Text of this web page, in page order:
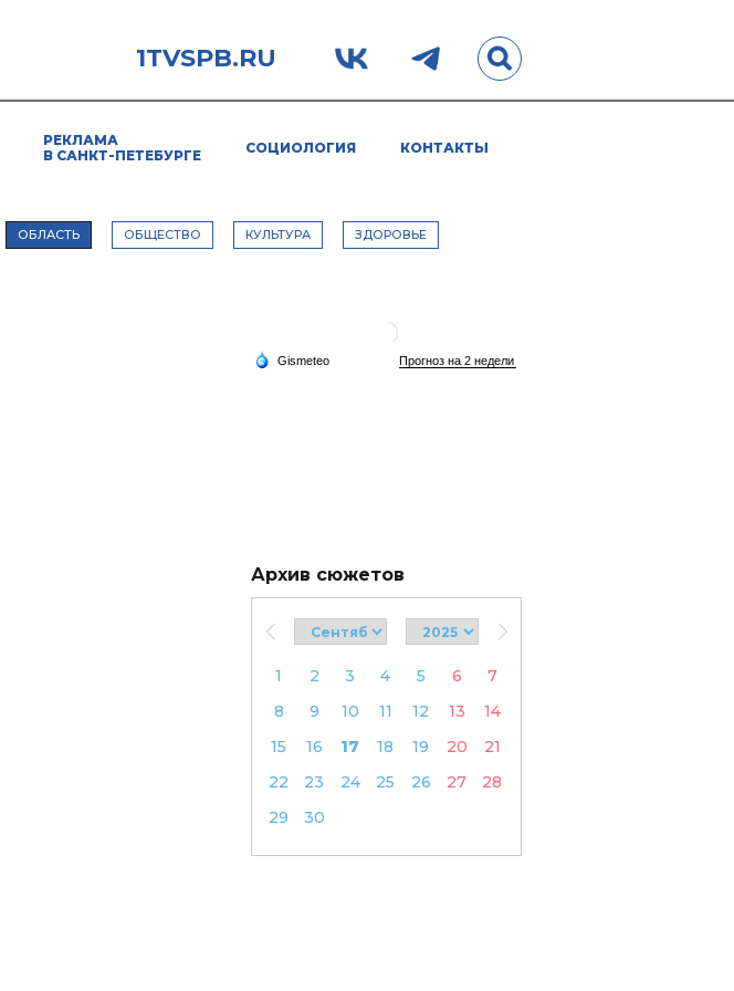
1TVSPB.RU
РЕКЛАМА
В САНКТ-ПЕТЕБУРГЕ
СОЦИОЛОГИЯ КОНТАКТЫ
ОБЛАСТЬ ОБЩЕСТВО КУЛЬТУРА ЗДОРОВЬЕ
Архив сюжетов
1 2 3 4 5 6
7
8
9 10 11 12 13
14
15
16 17 18 19 20
21
22
23 24 25 26 27
28
29
30